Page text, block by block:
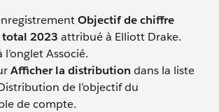
Objectif de chiffre
total 2023 attribué à Elliott Drake.
l’onglet Associé.
Afficher la distribution dans la liste
de l’objectif du
de compte.